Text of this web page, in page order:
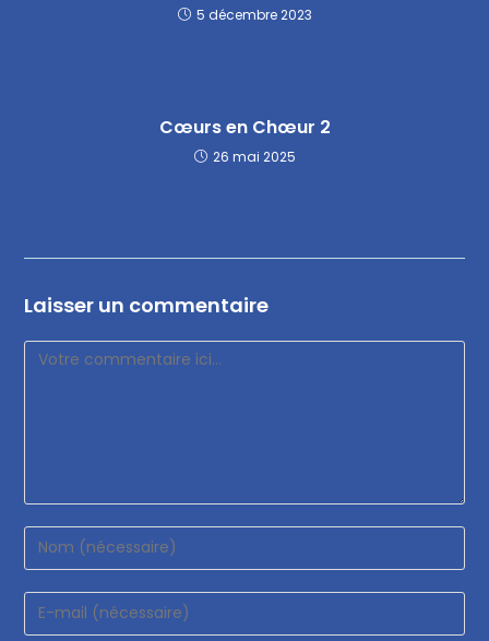
5 décembre 2023
Cœurs en Chœur 2
26 mai 2025
Laisser un commentaire